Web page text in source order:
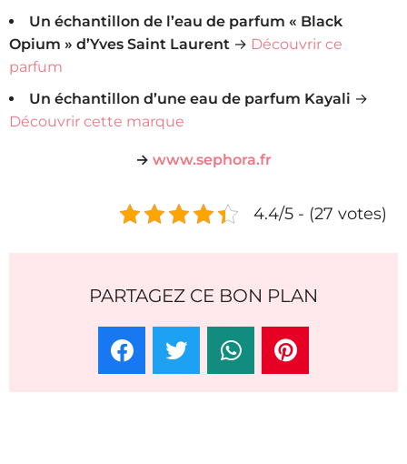
Un échantillon de l’eau de parfum « Black
Opium » d’Yves Saint Laurent → Découvrir ce
parfum
Un échantillon d’une eau de parfum Kayali →
Découvrir cette marque
→ www.sephora.fr
4.4/5 - (27 votes)
PARTAGEZ CE BON PLAN